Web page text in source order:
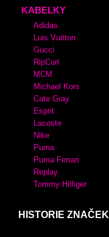
KABELKY
Adidas
Luis Vuitton
Gucci
RipCurl
MCM
Michael Kors
Cate Gray
Esprit
Lacoste
Nike
Puma
Puma Ferrari
Replay
Tommy Hilfiger
HISTORIE ZNAČEK